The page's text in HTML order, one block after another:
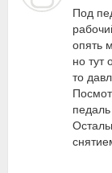
Под
опять
но тут
то
педаль